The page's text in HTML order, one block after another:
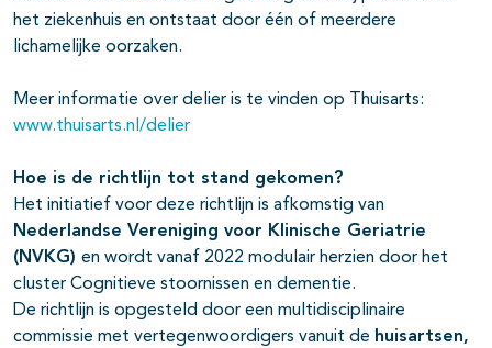
het ziekenhuis en ontstaat door één of meerdere
lichamelijke oorzaken.
Meer informatie over delier is te vinden op Thuisarts:
www.thuisarts.nl/delier
Hoe is de richtlijn tot stand gekomen?
Het initiatief voor deze richtlijn is afkomstig van
Nederlandse Vereniging voor Klinische Geriatrie
(NVKG) en wordt vanaf 2022 modulair herzien door het
cluster Cognitieve stoornissen en dementie.
De richtlijn is opgesteld door een multidisciplinaire
commissie met vertegenwoordigers vanuit de huisartsen,